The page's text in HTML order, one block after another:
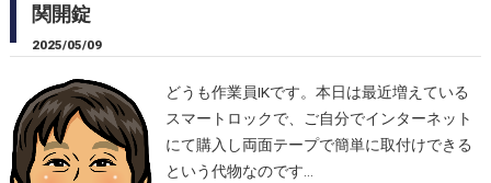
関開錠
2025/05/09
どうも作業員IKです。本日は最近増えている
スマートロックで、ご自分でインターネット
にて購入し両面テープで簡単に取付けできる
という代物なのです…